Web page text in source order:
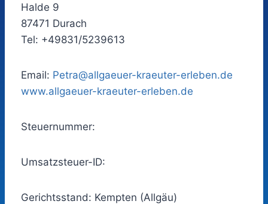
Halde 9
87471 Durach
Tel: +49831/5239613
Email: Petra@allgaeuer-kraeuter-erleben.de
www.allgaeuer-kraeuter-erleben.de
Steuernummer:
Umsatzsteuer-ID:
Gerichtsstand: Kempten (Allgäu)